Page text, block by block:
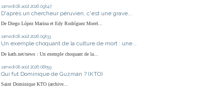
samedi 08 août 2026 09h47
D'après un chercheur péruvien, c'est une grave...
De Diego López Marina et Edy Rodríguez Morel...
samedi 08 août 2026 09h33
Un exemple choquant de la culture de mort : une...
De kath.net/news : Un exemple choquant de la...
samedi 08 août 2026 08h59
Qui fut Dominique de Guzmán ? (KTO)
Saint Dominique KTO (archive...